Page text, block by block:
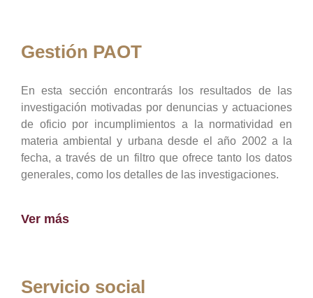
Gestión PAOT
En esta sección encontrarás los resultados de las
investigación motivadas por denuncias y actuaciones
de oficio por incumplimientos a la normatividad en
materia ambiental y urbana desde el año 2002 a la
fecha, a través de un filtro que ofrece tanto los datos
generales, como los detalles de las investigaciones.
Ver más
Servicio social